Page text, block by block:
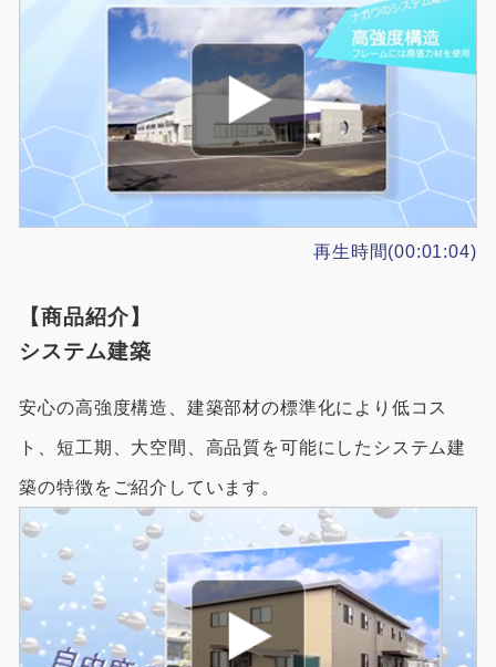
再生時間(00:01:04)
【商品紹介】
システム建築
安心の高強度構造、建築部材の標準化により低コス
ト、短工期、大空間、高品質を可能にしたシステム建
築の特徴をご紹介しています。